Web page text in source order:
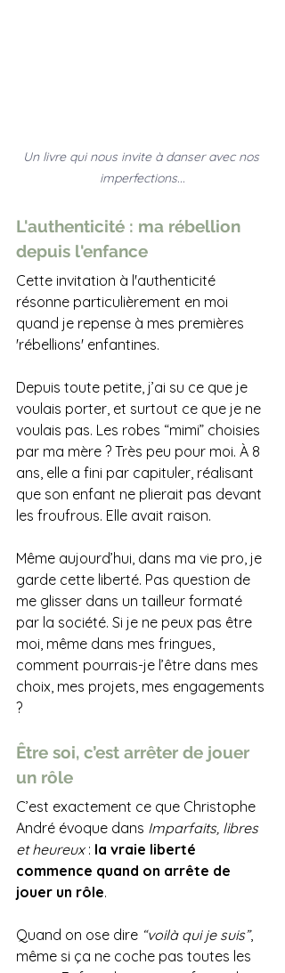
Un livre qui nous invite à danser avec nos
imperfections...
L'authenticité : ma rébellion
depuis l'enfance
Cette invitation à l'authenticité
résonne particulièrement en moi
quand je repense à mes premières
'rébellions' enfantines.
Depuis toute petite, j’ai su ce que je
voulais porter, et surtout ce que je ne
voulais pas. Les robes “mimi” choisies
par ma mère ? Très peu pour moi. À 8
ans, elle a fini par capituler, réalisant
que son enfant ne plierait pas devant
les froufrous. Elle avait raison.
Même aujourd’hui, dans ma vie pro, je
garde cette liberté. Pas question de
me glisser dans un tailleur formaté
par la société. Si je ne peux pas être
moi, même dans mes fringues,
comment pourrais-je l’être dans mes
choix, mes projets, mes engagements
?
Être soi, c’est arrêter de jouer
un rôle
C’est exactement ce que Christophe
André évoque dans Imparfaits, libres
et heureux : la vraie liberté
commence quand on arrête de
jouer un rôle.
Quand on ose dire “voilà qui je suis”,
même si ça ne coche pas toutes les